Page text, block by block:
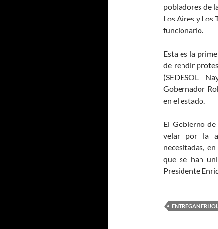
pobladores de
Los Aires y Los
funcionario.
Esta es la
de rendir
(SEDESOL
Gobernador
en el estado.
El Gobierno
velar por la
necesitadas,
que se han
Presidente
ENTREGAN FRIJOL